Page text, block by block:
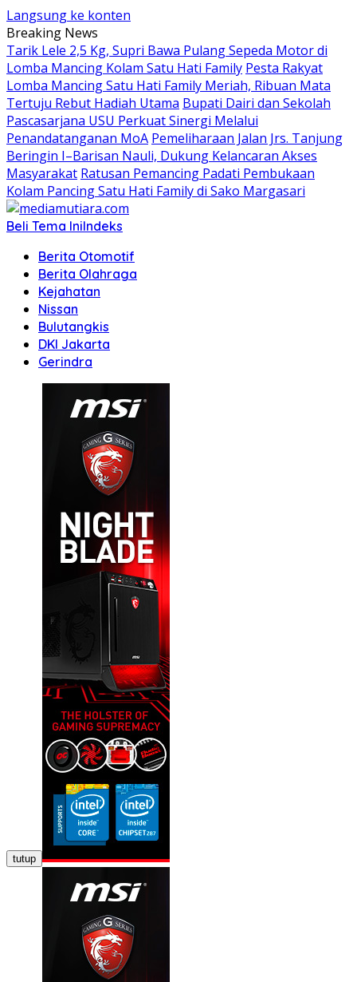
Langsung ke konten
Breaking News
Tarik Lele 2,5 Kg, Supri Bawa Pulang Sepeda Motor di
Lomba Mancing Kolam Satu Hati Family Pesta Rakyat
Lomba Mancing Satu Hati Family Meriah, Ribuan Mata
Tertuju Rebut Hadiah Utama Bupati Dairi dan Sekolah
Pascasarjana USU Perkuat Sinergi Melalui
Penandatanganan MoA Pemeliharaan Jalan Jrs. Tanjung
Beringin I–Barisan Nauli, Dukung Kelancaran Akses
Masyarakat Ratusan Pemancing Padati Pembukaan
Kolam Pancing Satu Hati Family di Sako Margasari
Beli Tema IniIndeks
Berita Otomotif
Berita Olahraga
Kejahatan
Nissan
Bulutangkis
DKI Jakarta
Gerindra
tutup